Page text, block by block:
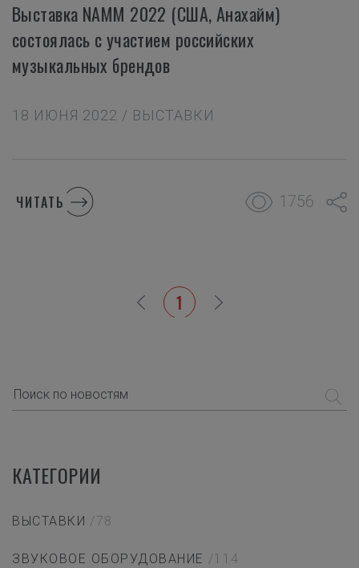
КАТЕГОРИИ
ВЫСТАВКИ /78
ЗВУКОВОЕ ОБОРУДОВАНИЕ /114
Выставка NAMM 2022 (США, Анахайм)
состоялась с участием российских
музыкальных брендов
18 ИЮНЯ 2022 / ВЫСТАВКИ
ЧИТАТЬ 1756
1